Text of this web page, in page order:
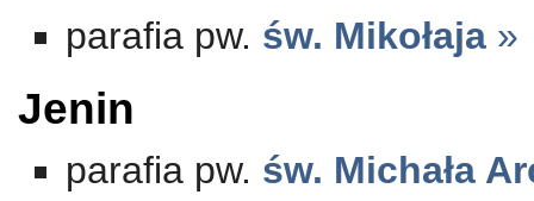
parafia pw. św. Mikołaja »
Jenin
parafia pw. św. Michała